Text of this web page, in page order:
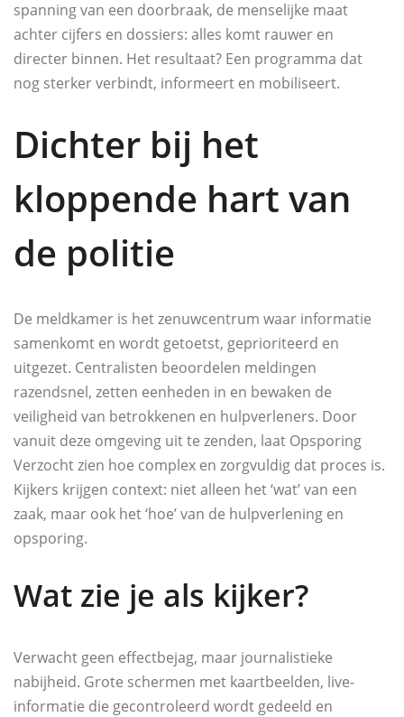
spanning van een doorbraak, de menselijke maat
achter cijfers en dossiers: alles komt rauwer en
directer binnen. Het resultaat? Een programma dat
nog sterker verbindt, informeert en mobiliseert.
Dichter bij het
kloppende hart van
de politie
De meldkamer is het zenuwcentrum waar informatie
samenkomt en wordt getoetst, geprioriteerd en
uitgezet. Centralisten beoordelen meldingen
razendsnel, zetten eenheden in en bewaken de
veiligheid van betrokkenen en hulpverleners. Door
vanuit deze omgeving uit te zenden, laat Opsporing
Verzocht zien hoe complex en zorgvuldig dat proces is.
Kijkers krijgen context: niet alleen het ‘wat’ van een
zaak, maar ook het ‘hoe’ van de hulpverlening en
opsporing.
Wat zie je als kijker?
Verwacht geen effectbejag, maar journalistieke
nabijheid. Grote schermen met kaartbeelden, live-
informatie die gecontroleerd wordt gedeeld en